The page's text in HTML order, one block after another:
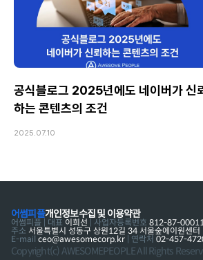
공식블로그 2025년에도 네이버가 신
하는 콘텐츠의 조건
2025.07.10
어썸피플개인정보수집 및 이용약관
어썸피플 | 대표 이희선 | 사업자등록번호 812-87-
주소 서울특별시 성동구 상원12길 34 서울숲에이원센
E-mail ceo@awesomecorp.kr | 연락처 02-457-
Copyright(c) AWESOMEPEOPLE All Rights